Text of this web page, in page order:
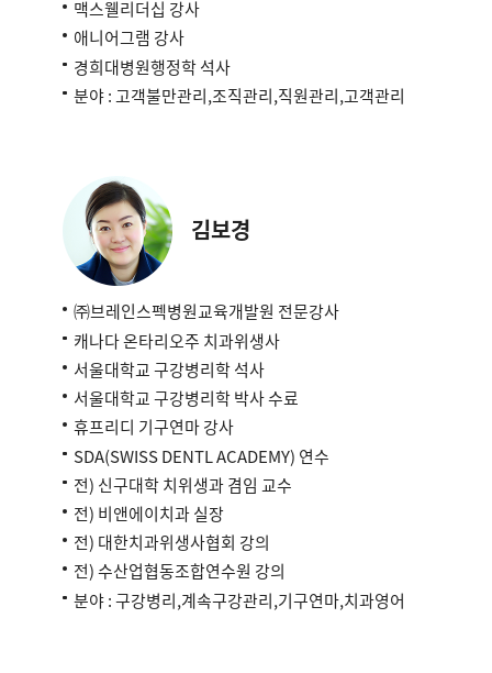
맥스웰리더십 강사
애니어그램 강사
경희대병원행정학 석사
분야 : 고객불만관리,조직관리,직원관리,고객관리
김보경
㈜브레인스펙병원교육개발원 전문강사
캐나다 온타리오주 치과위생사
서울대학교 구강병리학 석사
서울대학교 구강병리학 박사 수료
휴프리디 기구연마 강사
SDA(SWISS DENTL ACADEMY) 연수
전) 신구대학 치위생과 겸임 교수
전) 비앤에이치과 실장
전) 대한치과위생사협회 강의
전) 수산업협동조합연수원 강의
분야 : 구강병리,계속구강관리,기구연마,치과영어